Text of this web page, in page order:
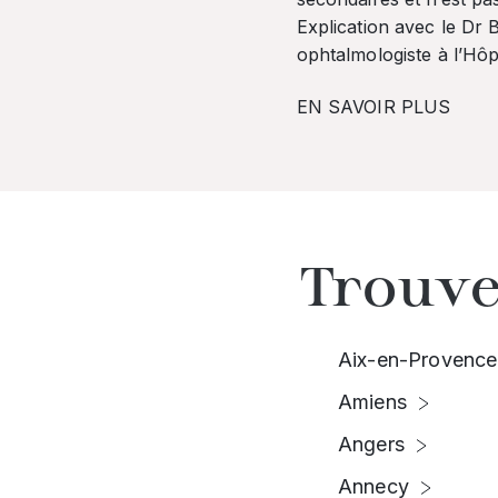
Explication avec le Dr
ophtalmologiste à
EN SAVOIR PLUS
Aix-en-Provence
Amiens
Angers
Annecy